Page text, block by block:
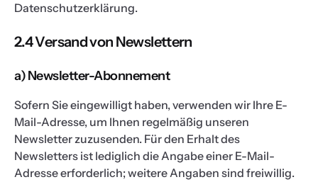
Datenschutzerklärung.
2.4 Versand von Newslettern
a) Newsletter-Abonnement
Sofern Sie eingewilligt haben, verwenden wir Ihre E-
Mail-Adresse, um Ihnen regelmäßig unseren
Newsletter zuzusenden. Für den Erhalt des
Newsletters ist lediglich die Angabe einer E-Mail-
Adresse erforderlich; weitere Angaben sind freiwillig.